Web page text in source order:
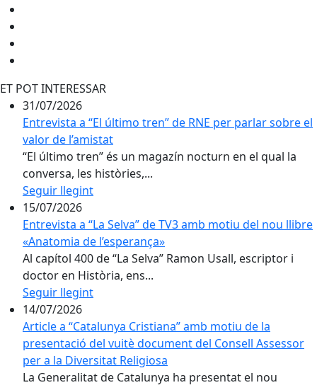
ET POT INTERESSAR
31/07/2026
Entrevista a “El último tren” de RNE per parlar sobre el
valor de l’amistat
“El último tren” és un magazín nocturn en el qual la
conversa, les històries,...
Seguir llegint
15/07/2026
Entrevista a “La Selva” de TV3 amb motiu del nou llibre
«Anatomia de l’esperança»
Al capítol 400 de “La Selva” Ramon Usall, escriptor i
doctor en Història, ens...
Seguir llegint
14/07/2026
Article a “Catalunya Cristiana” amb motiu de la
presentació del vuitè document del Consell Assessor
per a la Diversitat Religiosa
La Generalitat de Catalunya ha presentat el nou